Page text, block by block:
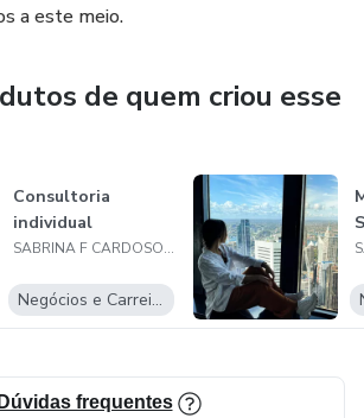
a este meio.
de quem criou esse
Consultoria
individual
SABRINA F CARDOSO NEGOCIOS DIGITAIS LTDA
Negócios e Carreira
Dúvidas frequentes